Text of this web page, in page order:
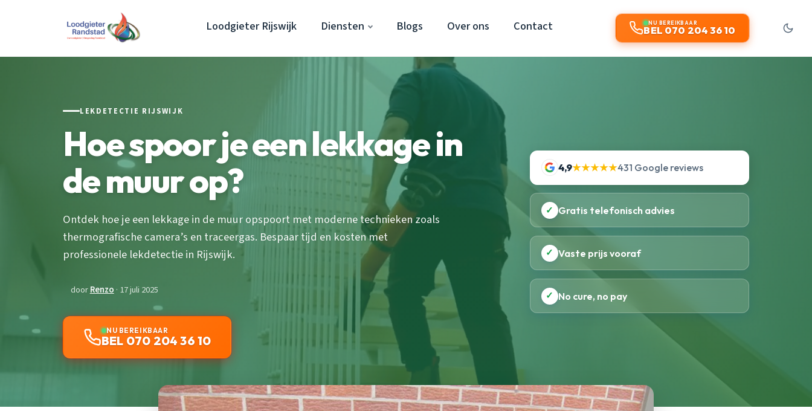
Loodgieter Rijswijk Diensten Blogs Over ons Contact NU BEREIKBAAR
BEL 070 204 36 10
LEKDETECTIE RIJSWIJK
Hoe spoor je een lekkage in
de muur op?
Ontdek hoe je een lekkage in de muur opspoort met moderne technieken zoals
thermografische camera’s en traceergas. Bespaar tijd en kosten met
professionele lekdetectie in Rijswijk.
doorRenzo · 17 juli 2025
NU BEREIKBAAR
BEL 070 204 36 10
4,9★★★★★431 Google reviews
✓ Gratis telefonisch advies
✓ Vaste prijs vooraf
✓ No cure, no pay